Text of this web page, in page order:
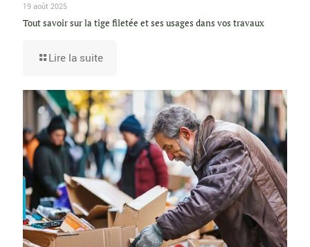
19 août 2025
Tout savoir sur la tige filetée et ses usages dans vos travaux
Lire la suite